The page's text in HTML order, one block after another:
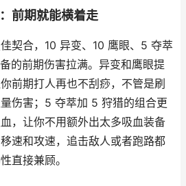
前期就能横着走
契合，10 异变、10 鹰眼、5 夺萃
的前期伤害拉满。异变和鹰眼提
前期打人再也不刮痧，不管是刷
伤害；5 夺萃加 5 狩猎的组合更
，让你不用额外出太多吸血装备
速和攻速，追击敌人或者跑路都
直接兼顾。